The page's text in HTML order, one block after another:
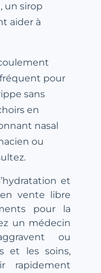
un sirop
aider à
pour
sans
en
nasal
ou
et
vente libre
pour la
un médecin
ou
et les soins,
rapidement